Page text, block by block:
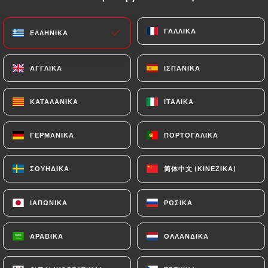
ΕΛΛΗΝΙΚΆ ΓΑΛΛΙΚΆ
ΑΓΓΛΙΚΆ ΙΣΠΑΝΙΚΆ
ΚΑΤΑΛΑΝΙΚΆ ΙΤΑΛΙΚΆ
ΓΕΡΜΑΝΙΚΆ ΠΟΡΤΟΓΑΛΙΚΆ
ΣΟΥΗΔΙΚΆ 简体中文 (ΚΙΝΈΖΙΚΑ)
ΙΑΠΩΝΙΚΆ ΡΩΣΙΚΆ
ΑΡΑΒΙΚΆ ΟΛΛΑΝΔΙΚΆ
/
Επαφή
Le Monica
ΕΛΛΗΝΙΚΆ ΓΑΛΛΙΚΆ
ΑΓΓΛΙΚΆ ΙΣΠΑΝΙΚΆ
ΚΑΤΑΛΑΝΙΚΆ ΙΤΑΛΙΚΆ
ΓΕΡΜΑΝΙΚΆ ΠΟΡΤΟΓΑΛΙΚΆ
ΣΟΥΗΔΙΚΆ 简体中文 (ΚΙΝΈΖΙΚΑ)
ΙΑΠΩΝΙΚΆ ΡΩΣΙΚΆ
ΑΡΑΒΙΚΆ ΟΛΛΑΝΔΙΚΆ